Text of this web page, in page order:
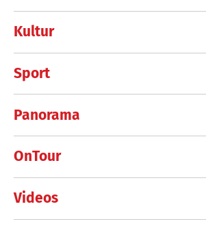
Kultur
Sport
Panorama
OnTour
Videos